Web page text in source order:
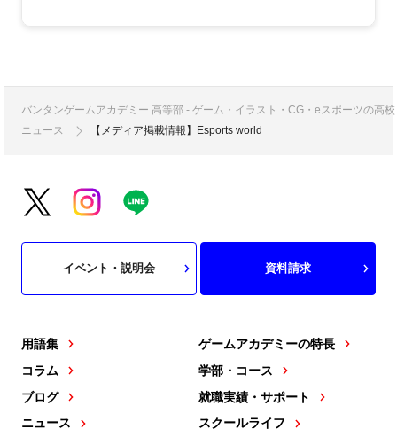
バンタンゲームアカデミー 高等部 - ゲーム・イラスト・CG・eスポーツの高
ニュース
【メディア掲載情報】Esports world
用語集
コラム
ブログ
ニュース
ゲームアカデミーの特長
学部・コース
就職実績・サポート
スクールライフ
イベント・説明会 資料請求